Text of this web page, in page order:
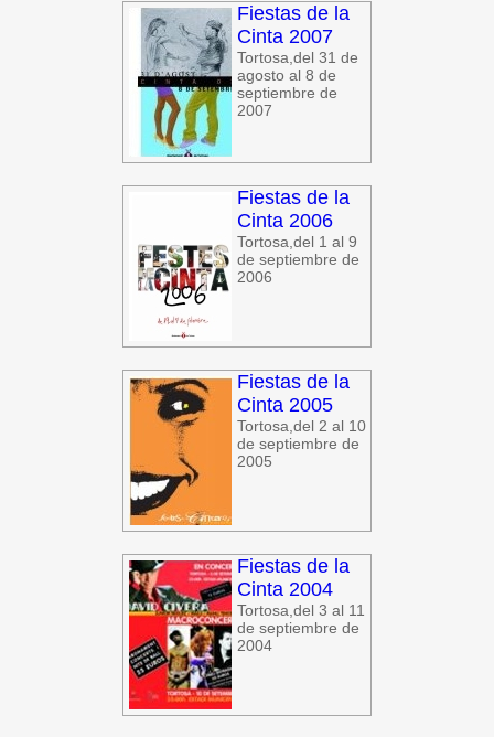
Fiestas de la
Cinta 2007
Tortosa,del 31 de
agosto al 8 de
septiembre de
2007
Fiestas de la
Cinta 2006
Tortosa,del 1 al 9
de septiembre de
2006
Fiestas de la
Cinta 2005
Tortosa,del 2 al 10
de septiembre de
2005
Fiestas de la
Cinta 2004
Tortosa,del 3 al 11
de septiembre de
2004